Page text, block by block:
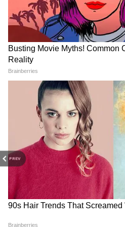
PREV
आता है। इस फोन में सिंगल
मिल जाता है। इसकी बैटरी
Nokia 215 4G
यह फोन 3,299 रुपए में मिल
डिजाइन काफी खास है। यह
Unisoc UMS9117 प्रोसेसर
यह 2.4 इंच का TFT डिस्प्ले
डिस्प्ले का पिक्सल 240×320
1150mAh की है। इस फोन
सकते हैं।
RECOMMENDED STORIES